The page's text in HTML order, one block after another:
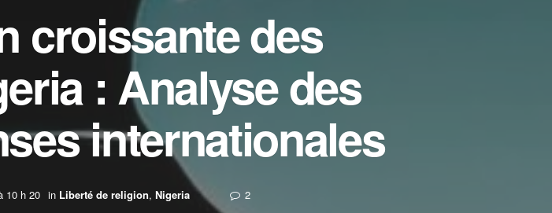
croissante des
: Analyse des
internationales
10 h 20 in Liberté de religion, Nigeria 2